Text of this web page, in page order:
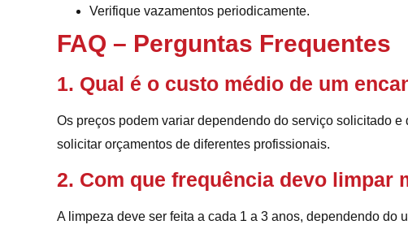
Verifique vazamentos periodicamente.
FAQ – Perguntas Frequentes
1. Qual é o custo médio de um
Os preços podem variar dependendo do serviço solicitado
solicitar orçamentos de diferentes profissionais.
2. Com que frequência devo limpar
A limpeza deve ser feita a cada 1 a 3 anos, dependendo do